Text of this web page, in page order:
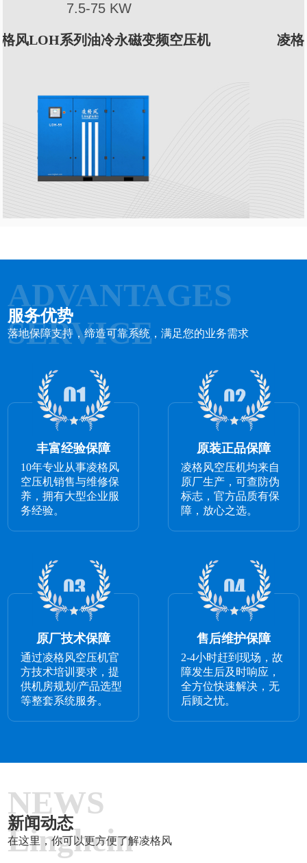
机 凌格风LSH系列油冷永磁变频螺杆
ADVANTAGES
SERVICE
服务优势
落地保障支持，缔造可靠系统，满足您的业务需求
丰富经验保障
10年专业从事凌格风
空压机销售与维修保
养，拥有大型企业服
务经验。
原装正品保障
凌格风空压机均来自
原厂生产，可查防伪
标志，官方品质有保
障，放心之选。
原厂技术保障
通过凌格风空压机官
方技术培训要求，提
供机房规划/产品选型
等整套系统服务。
售后维护保障
2-4小时赶到现场，故
障发生后及时响应，
全方位快速解决，无
后顾之忧。
NEWS
Linghein
新闻动态
在这里，你可以更方便了解凌格风